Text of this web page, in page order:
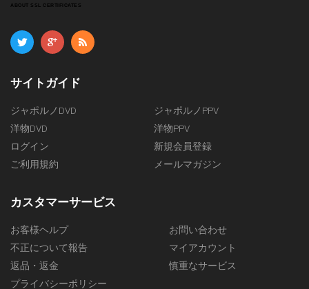
ABOUT SSL CERTIFICATES
サイトガイド
ジャポルノDVD
ジャポルノPPV
洋物DVD
洋物PPV
ログイン
新規会員登録
ご利用規約
メールマガジン
カスタマーサービス
お客様ヘルプ
お問い合わせ
不正について報告
マイアカウント
返品・返金
慎重なサービス
プライバシーポリシー